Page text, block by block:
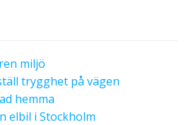
miljö
trygghet på vägen
hemma
elbil i Stockholm